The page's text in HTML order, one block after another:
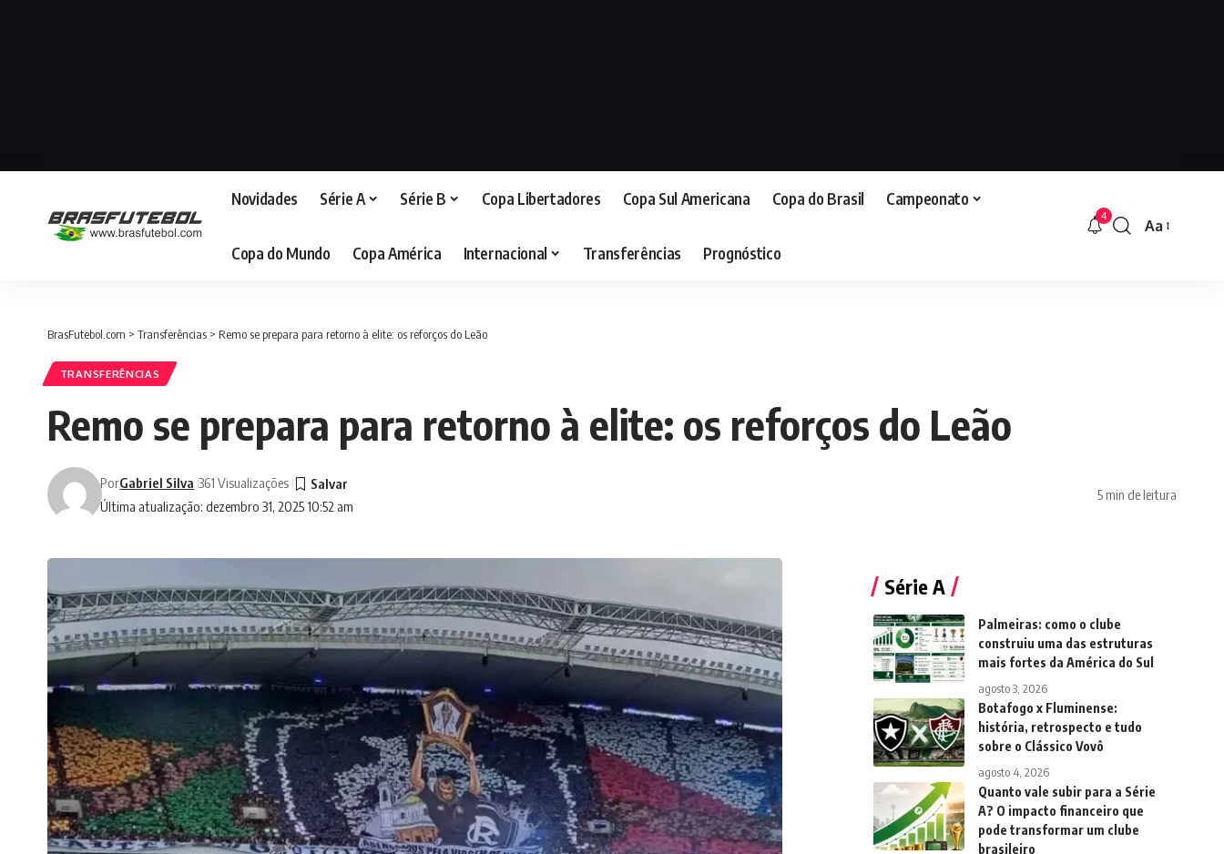
Novidades Série A Série B Copa Libertadores Copa Sul Americana Copa do Brasil Campeonato
Copa do Mundo Copa América Internacional Transferências Prognóstico
4
Aa
BrasFutebol.com > Transferências > Remo se prepara para retorno à elite: os reforços do Leão
TRANSFERÊNCIAS
Remo se prepara para retorno à elite: os reforços do Leão
Última atualização: dezembro 31, 2025 10:52 am
PorGabriel Silva 361 Visualizações
5 min de leitura
Série A
Palmeiras: como o clube
construiu uma das estruturas
mais fortes da América do Sul
agosto 3, 2026
Botafogo x Fluminense:
história, retrospecto e tudo
sobre o Clássico Vovô
agosto 4, 2026
Quanto vale subir para a Série
A? O impacto financeiro que
pode transformar um clube
brasileiro